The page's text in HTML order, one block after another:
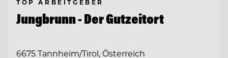
TOP ARBEITGEBER
Jungbrunn - Der Gutzeitort
6675 Tannheim/Tirol, Österreich